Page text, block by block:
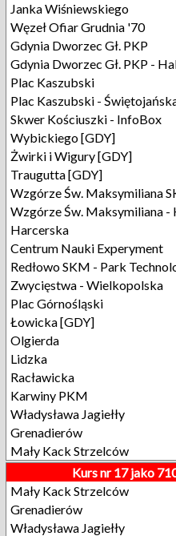
Janka Wiśniewskiego
Węzeł Ofiar Grudnia '70
Gdynia Dworzec Gł. PKP
Gdynia Dworzec Gł. PKP -
Plac Kaszubski
Plac Kaszubski -
Skwer Kościuszki - InfoBox
Wybickiego [GDY]
Żwirki i Wigury [GDY]
Traugutta [GDY]
Wzgórze Św. Maksymiliana
Wzgórze Św. Maksymiliana -
Harcerska
Centrum Nauki Experyment
Redłowo SKM - Park
Zwycięstwa - Wielkopolska
Plac Górnośląski
Łowicka [GDY]
Olgierda
Lidzka
Racławicka
Karwiny PKM
Władysława Jagiełły
Grenadierów
Mały Kack Strzelców
Kurs nr 17 jako
Mały Kack Strzelców
Grenadierów
Władysława Jagiełły